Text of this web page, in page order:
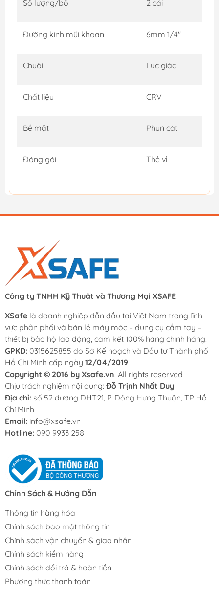
Số lượng/bộ 2 cái
Đường kính mũi khoan 6mm 1/4"
Chuôi Lục giác
Chất liệu CRV
Bề mặt Phun cát
Đóng gói Thẻ vỉ
Công ty TNHH Kỹ Thuật và Thương Mại XSAFE
XSafe là doanh nghiệp dẫn đầu tại Việt Nam trong lĩnh
vực phân phối và bán lẻ máy móc – dụng cụ cầm tay –
thiết bị bảo hộ lao động, cam kết 100% hàng chính hãng.
GPKD: 0315625855 do Sở Kế hoạch và Đầu tư Thành phố
Hồ Chí Minh cấp ngày 12/04/2019
Copyright © 2016 by Xsafe.vn. All rights reserved
Chịu trách nghiệm nội dung: Đỗ Trịnh Nhất Duy
Địa chỉ: số 52 đường ĐHT21, P. Đông Hưng Thuận, TP Hồ
Chí Minh
Email: info@xsafe.vn
Hotline: 090 9933 258
Chính Sách & Hướng Dẫn
Thông tin hàng hóa
Chính sách bảo mật thông tin
Chính sách vận chuyển & giao nhận
Chính sách kiểm hàng
Chính sách đổi trả & hoàn tiền
Phương thức thanh toán